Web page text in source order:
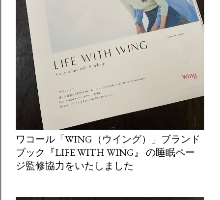
ワコール「WING（ウイング）」ブランド
ブック『LIFE WITH WING』 の睡眠ペー
ジ監修協力をいたしました